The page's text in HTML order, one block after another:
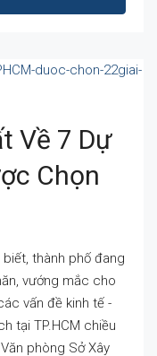
Về 7 Dự
Chọn
thành phố đang
vướng mắc cho
vấn đề kinh tế -
tại TP.HCM chiều
phòng Sở Xây